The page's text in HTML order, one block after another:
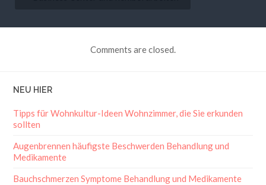
Comments are closed.
NEU HIER
Tipps für Wohnkultur-Ideen Wohnzimmer, die Sie erkunden
sollten
Augenbrennen häufigste Beschwerden Behandlung und
Medikamente
Bauchschmerzen Symptome Behandlung und Medikamente